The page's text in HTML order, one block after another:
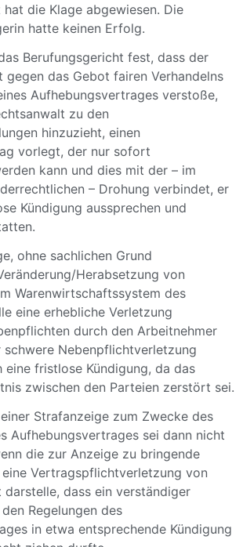
die Klage abgewiesen. Die
hatte keinen Erfolg.
Berufungsgericht fest, dass der
das Gebot fairen Verhandelns
Aufhebungsvertrages verstoße,
zu den
hinzuzieht, einen
vorlegt, der nur sofort
kann und dies mit der – im
– Drohung verbindet, er
Kündigung aussprechen und
ohne sachlichen Grund
Herabsetzung von
Warenwirtschaftssystem des
eine erhebliche Verletzung
durch den Arbeitnehmer
schwere Nebenpflichtverletzung
fristlose Kündigung, da das
zwischen den Parteien zerstört sei.
Strafanzeige zum Zwecke des
Aufhebungsvertrages sei dann nicht
die zur Anzeige zu bringende
Vertragspflichtverletzung von
darstelle, dass ein verständiger
Regelungen des
in etwa entsprechende Kündigung